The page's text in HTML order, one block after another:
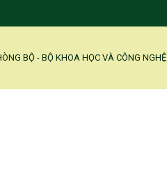
BỘ - BỘ KHOA HỌC VÀ CÔNG NGHỆ